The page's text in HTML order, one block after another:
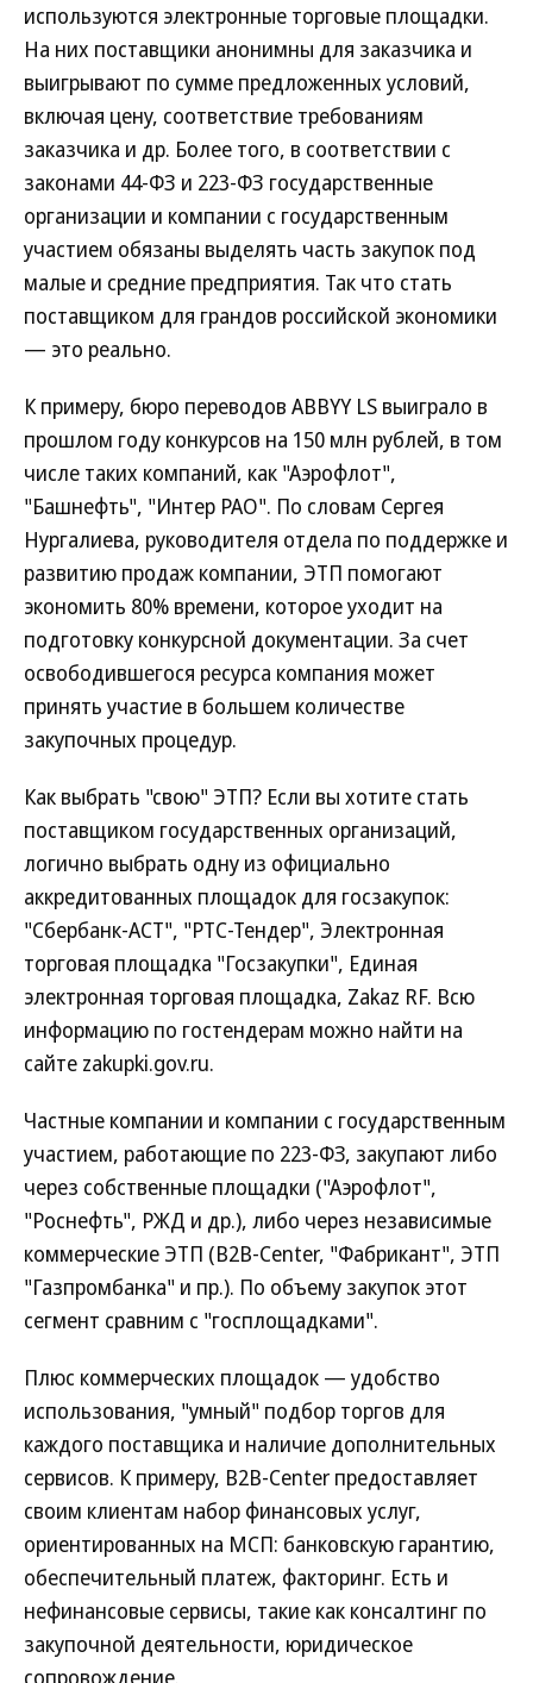
используются электронные торговые площадки.
На них поставщики анонимны для заказчика и
выигрывают по сумме предложенных условий,
включая цену, соответствие требованиям
заказчика и др. Более того, в соответствии с
законами 44-ФЗ и 223-ФЗ государственные
организации и компании с государственным
участием обязаны выделять часть закупок под
малые и средние предприятия. Так что стать
поставщиком для грандов российской экономики
— это реально.
К примеру, бюро переводов ABBYY LS выиграло в
прошлом году конкурсов на 150 млн рублей, в том
числе таких компаний, как "Аэрофлот",
"Башнефть", "Интер РАО". По словам Сергея
Нургалиева, руководителя отдела по поддержке и
развитию продаж компании, ЭТП помогают
экономить 80% времени, которое уходит на
подготовку конкурсной документации. За счет
освободившегося ресурса компания может
принять участие в большем количестве
закупочных процедур.
Как выбрать "свою" ЭТП? Если вы хотите стать
поставщиком государственных организаций,
логично выбрать одну из официально
аккредитованных площадок для госзакупок:
"Сбербанк-АСТ", "РТС-Тендер", Электронная
торговая площадка "Госзакупки", Единая
электронная торговая площадка, Zakaz RF. Всю
информацию по гостендерам можно найти на
сайте zakupki.gov.ru.
Частные компании и компании с государственным
участием, работающие по 223-ФЗ, закупают либо
через собственные площадки ("Аэрофлот",
"Роснефть", РЖД и др.), либо через независимые
коммерческие ЭТП (B2B-Center, "Фабрикант", ЭТП
"Газпромбанка" и пр.). По объему закупок этот
сегмент сравним с "госплощадками".
Плюс коммерческих площадок — удобство
использования, "умный" подбор торгов для
каждого поставщика и наличие дополнительных
сервисов. К примеру, B2B-Center предоставляет
своим клиентам набор финансовых услуг,
ориентированных на МСП: банковскую гарантию,
обеспечительный платеж, факторинг. Есть и
нефинансовые сервисы, такие как консалтинг по
закупочной деятельности, юридическое
сопровождение.